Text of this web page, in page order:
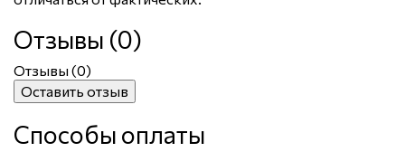
Отзывы (0)
Отзывы (0)
Оставить отзыв
Способы оплаты